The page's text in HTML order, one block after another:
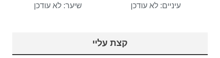
עיניים: לא עודכן
שיער: לא עודכן
קצת עליי